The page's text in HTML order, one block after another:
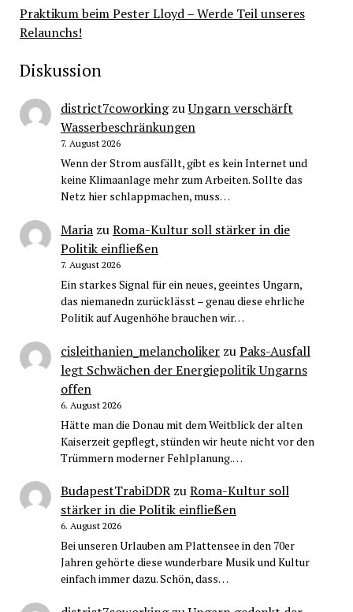
Praktikum beim Pester Lloyd – Werde Teil unseres
Relaunchs!
Diskussion
district7coworkingzuUngarn verschärft
Wasserbeschränkungen
7. August 2026
Wenn der Strom ausfällt, gibt es kein Internet und
keine Klimaanlage mehr zum Arbeiten. Sollte das
Netz hier schlappmachen, muss…
MariazuRoma-Kultur soll stärker in die
Politik einfließen
7. August 2026
Ein starkes Signal für ein neues, geeintes Ungarn,
das niemanedn zurücklässt – genau diese ehrliche
Politik auf Augenhöhe brauchen wir…
cisleithanien_melancholikerzuPaks-Ausfall
legt Schwächen der Energiepolitik Ungarns
offen
6. August 2026
Hätte man die Donau mit dem Weitblick der alten
Kaiserzeit gepflegt, stünden wir heute nicht vor den
Trümmern moderner Fehlplanung.…
BudapestTrabiDDRzuRoma-Kultur soll
stärker in die Politik einfließen
6. August 2026
Bei unseren Urlauben am Plattensee in den 70er
Jahren gehörte diese wunderbare Musik und Kultur
einfach immer dazu. Schön, dass…